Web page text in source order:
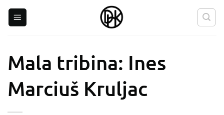
Mala tribina: Ines
Marciuš Kruljac